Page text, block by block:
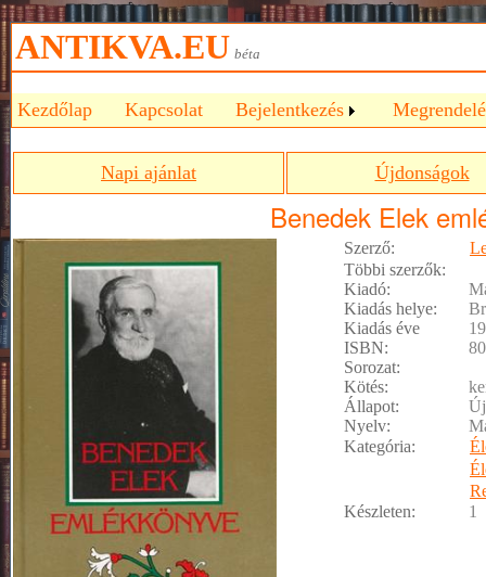
ANTIKVA.EU béta
Kezdőlap Kapcsolat Bejelentkezés
Napi ajánlat Újdonságok
Benedek Elek
Szerző:
Többi szerzők:
Kiadó:
Kiadás helye:
Kiadás éve
ISBN:
Sorozat:
Kötés:
Állapot:
Nyelv:
Kategória:
Készleten:
1